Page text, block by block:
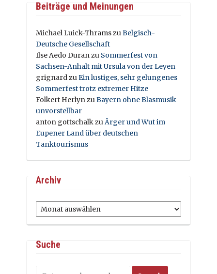
Beiträge und Meinungen
Michael Luick-ThramszuBelgisch-
Deutsche Gesellschaft
Ilse Aedo Duranzu Sommerfest von
Sachsen-Anhalt mit Ursula von der Leyen
grignardzuEin lustiges, sehr gelungenes
Sommerfest trotz extremer Hitze
Folkert HerlynzuBayern ohne Blasmusik
unvorstellbar
anton gottschalkzuÄrger und Wut im
Eupener Land über deutschen
Tanktourismus
Archiv
Archiv
Suche